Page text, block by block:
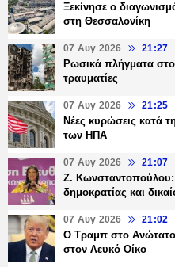
Ξεκίνησε ο
στη Θεσσαλονίκη
07 Αυγ 2026 21:27
Ρωσικά πλήγματα
τραυματίες
07 Αυγ 2026 21:25
Νέες κυρώσεις κατά
των ΗΠΑ
07 Αυγ 2026 21:07
Ζ. Κωνσταντοπούλου:
δημοκρατίας και
07 Αυγ 2026 21:02
Ο Τραμπ στο Ανώτατο
στον Λευκό Οίκο